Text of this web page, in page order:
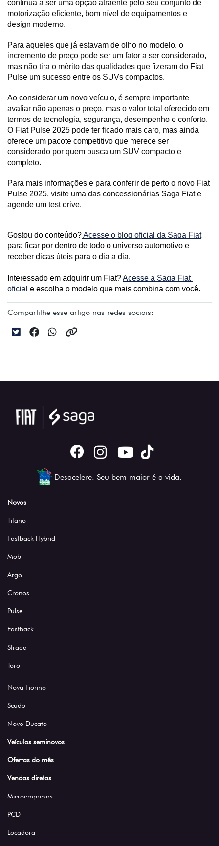
continua a ser uma opção atraente pelo seu conjunto de
motorização eficiente, bom nível de equipamentos e
design moderno.
Para aqueles que já estavam de olho no modelo, o
incremento de preço pode ser um fator a ser considerado,
mas não tira o mérito das qualidades que fizeram do Fiat
Pulse um sucesso entre os SUVs compactos.
Ao considerar um novo veículo, é sempre importante
avaliar não apenas o preço, mas o valor total oferecido em
termos de tecnologia, segurança, desempenho e conforto.
O Fiat Pulse 2025 pode ter ficado mais caro, mas ainda
oferece um pacote competitivo que merece ser
considerado por quem busca um SUV compacto e
completo.
Para mais informações e para conferir de perto o novo Fiat
Pulse 2025, visite uma das concessionárias Saga Fiat e
agende um test drive.
Gostou do conteúdo? Acesse o blog oficial da Saga Fiat
para ficar por dentro de todo o universo automotivo e
receber dicas úteis para o dia a dia.
Interessado em adquirir um Fiat? Acesse a Saga Fiat
oficial e escolha o modelo que mais combina com você.
Compartilhe esse artigo nas redes sociais:
Desacelere. Seu bem maior é a vida.
Novos
Titano
Fastback Hybrid
Mobi
Argo
Cronos
Pulse
Fastback
Strada
Toro
Nova Fiorino
Scudo
Novo Ducato
Veículos seminovos
Ofertas do mês
Vendas diretas
Microempresas
PCD
Locadora